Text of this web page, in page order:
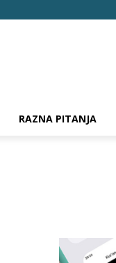
RAZNA PITANJA